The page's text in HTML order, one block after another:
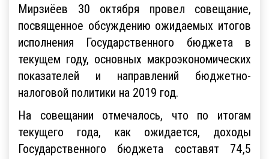
Мирзиёев 30 октября провел совещание,
посвященное обсуждению ожидаемых итогов
исполнения Государственного бюджета в
текущем году, основных макроэкономических
показателей и направлений бюджетно-
налоговой политики на 2019 год.
На совещании отмечалось, что по итогам
текущего года, как ожидается, доходы
Государственного бюджета составят 74,5